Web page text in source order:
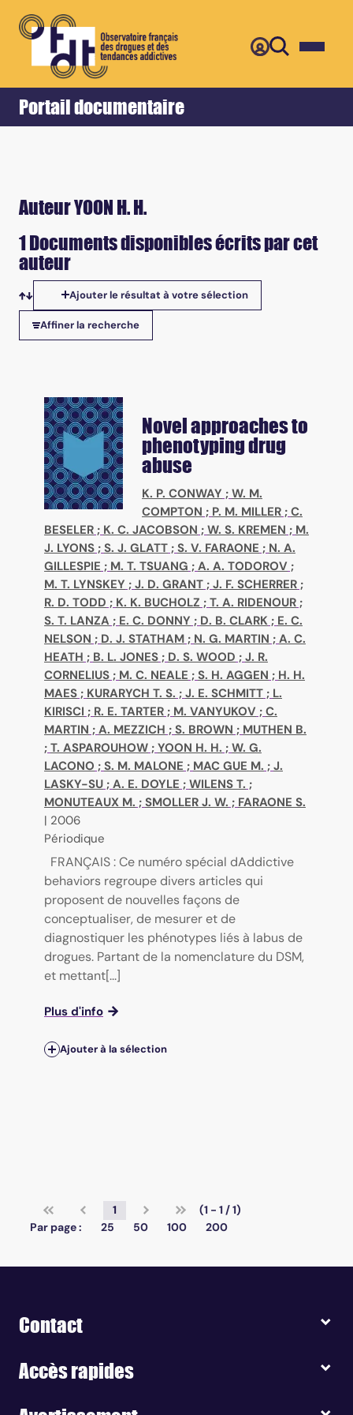
Portail documentaire
Accueil Retour
Auteur YOON H. H.
1 Documents disponibles écrits par cet
auteur
Tris disponibles
Ajouter le résultat à votre sélection
Affiner la recherche
Novel approaches to
phenotyping drug
abuse
K. P. CONWAY ; W. M.
COMPTON ; P. M. MILLER ; C.
BESELER ; K. C. JACOBSON ; W. S. KREMEN ; M.
J. LYONS ; S. J. GLATT ; S. V. FARAONE ; N. A.
GILLESPIE ; M. T. TSUANG ; A. A. TODOROV ;
M. T. LYNSKEY ; J. D. GRANT ; J. F. SCHERRER ;
R. D. TODD ; K. K. BUCHOLZ ; T. A. RIDENOUR ;
S. T. LANZA ; E. C. DONNY ; D. B. CLARK ; E. C.
NELSON ; D. J. STATHAM ; N. G. MARTIN ; A. C.
HEATH ; B. L. JONES ; D. S. WOOD ; J. R.
CORNELIUS ; M. C. NEALE ; S. H. AGGEN ; H. H.
MAES ; KURARYCH T. S. ; J. E. SCHMITT ; L.
KIRISCI ; R. E. TARTER ; M. VANYUKOV ; C.
MARTIN ; A. MEZZICH ; S. BROWN ; MUTHEN B.
; T. ASPAROUHOW ; YOON H. H. ; W. G.
LACONO ; S. M. MALONE ; MAC GUE M. ; J.
LASKY-SU ; A. E. DOYLE ; WILENS T. ;
MONUTEAUX M. ; SMOLLER J. W. ; FARAONE S.
| 2006
Périodique
FRANÇAIS : Ce numéro spécial dAddictive
behaviors regroupe divers articles qui
proposent de nouvelles façons de
conceptualiser, de mesurer et de
diagnostiquer les phénotypes liés à labus de
drogues. Partant de la nomenclature du DSM,
et mettant[...]
Plus d'info
Ajouter à la sélection
1
(1 - 1 / 1)
Par page :
25 50 100 200
Contact
Accès rapides